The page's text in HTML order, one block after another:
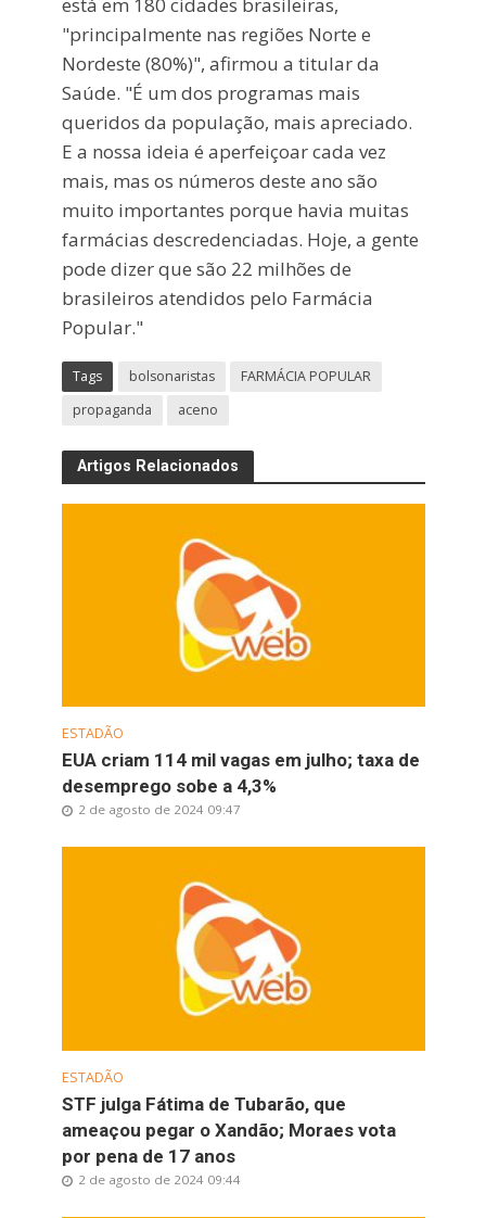
"principalmente nas regiões Norte e
Nordeste (80%)", afirmou a titular da
Saúde. "É um dos programas mais
queridos da população, mais apreciado.
E a nossa ideia é aperfeiçoar cada vez
mais, mas os números deste ano são
muito importantes porque havia muitas
farmácias descredenciadas. Hoje, a gente
pode dizer que são 22 milhões de
brasileiros atendidos pelo Farmácia
Popular."
Tags bolsonaristas
FARMÁCIA POPULAR
propaganda
aceno
Artigos Relacionados
ESTADÃO
EUA criam 114 mil vagas em julho; taxa de
desemprego sobe a 4,3%
2 de agosto de 2024 09:47
ESTADÃO
STF julga Fátima de Tubarão, que
ameaçou pegar o Xandão; Moraes vota
por pena de 17 anos
2 de agosto de 2024 09:44